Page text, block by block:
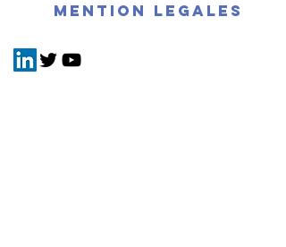
mention legales